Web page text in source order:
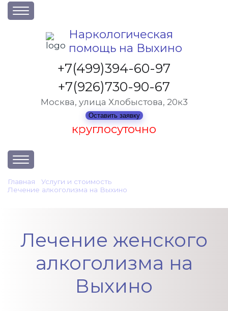
О клинике
Вакансии
Лицензии
Статьи
Наркологическая
помощь на Выхино
+7(499)394-60-97
+7(926)730-90-67
Москва, улица Хлобыстова, 20к3
Оставить заявку
круглосуточно
Услуги и стоимость
Главная Услуги и стоимость
Лечение алкоголизма на Выхино
Лечение женского
алкоголизма на
Выхино